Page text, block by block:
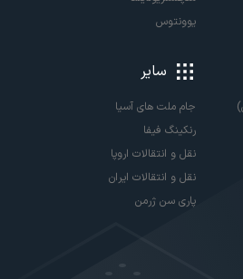
یوونتوس
سایر
جام ملت های آسیا
رنکینگ فیفا
نقل و انتقالات اروپا
نقل و انتقالات ایران
پاری سن ژرمن